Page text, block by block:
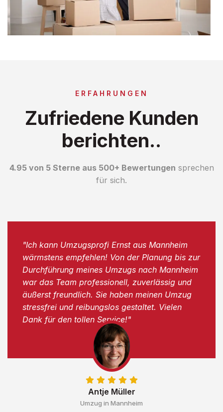
ERFAHRUNGEN
Zufriedene Kunden
berichten..
4.95 von 5 Sterne aus 500+ Bewertungen sprechen
für sich.
Antje Müller
Umzug in Mannheim
"Ich kann Umzugsprofi Ernst aus Mannheim
wärmstens empfehlen! Von der Planung bis zur
Durchführung meines Umzugs nach Mannheim
war das Team professionell, zuverlässig und
äußerst freundlich. Sie haben meinen Umzug
stressfrei und reibungslos gestaltet. Vielen
Dank für den tollen Service!"